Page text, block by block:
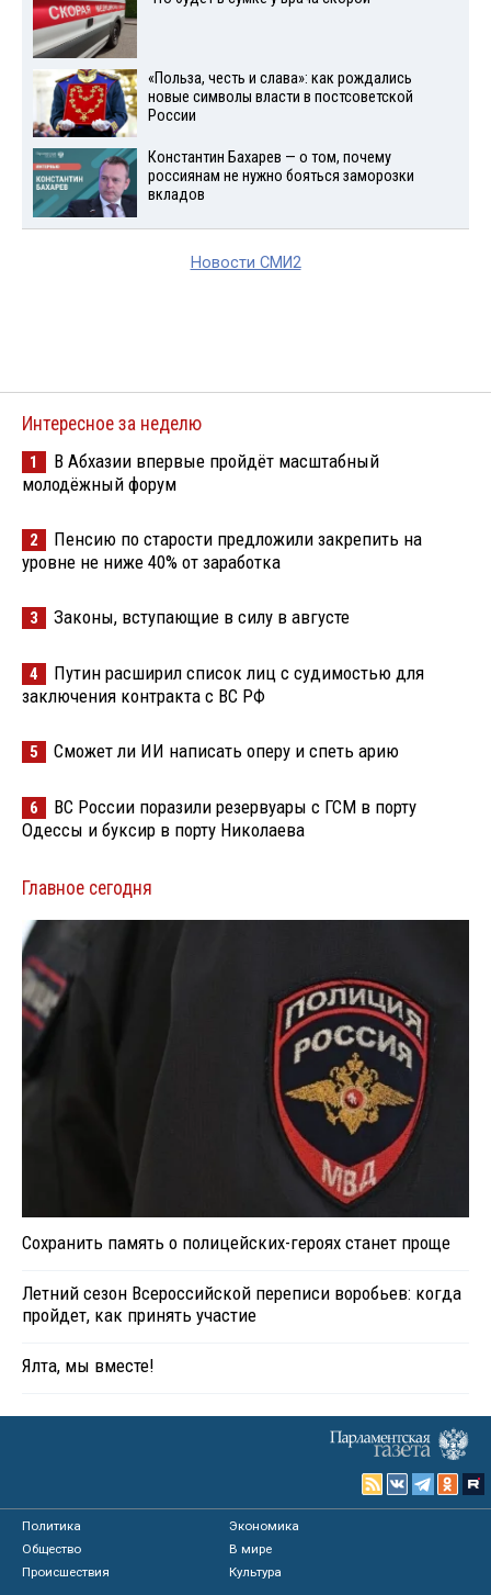
«Польза, честь и слава»: как рождались
новые символы власти в постсоветской
России
Константин Бахарев — о том, почему
россиянам не нужно бояться заморозки
вкладов
Новости СМИ2
Интересное за неделю
1
В Абхазии впервые пройдёт масштабный
молодёжный форум
2
Пенсию по старости предложили закрепить на
уровне не ниже 40% от заработка
3 Законы, вступающие в силу в августе
4
Путин расширил список лиц с судимостью для
заключения контракта с ВС РФ
5 Сможет ли ИИ написать оперу и спеть арию
6
ВС России поразили резервуары с ГСМ в порту
Одессы и буксир в порту Николаева
Главное сегодня
Сохранить память о полицейских-героях станет проще
Летний сезон Всероссийской переписи воробьев: когда
пройдет, как принять участие
Ялта, мы вместе!
Политика
Экономика
Общество
В мире
Происшествия
Культура